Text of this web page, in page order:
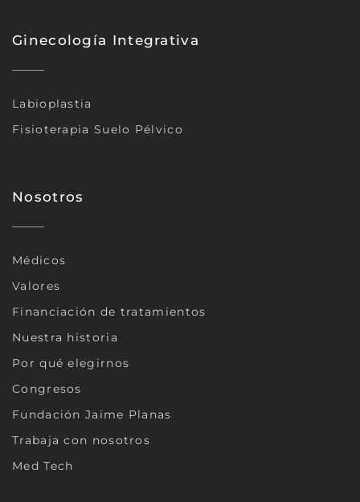
Ginecología Integrativa
Labioplastia
Fisioterapia Suelo Pélvico
Nosotros
Médicos
Valores
Financiación de tratamientos
Nuestra historia
Por qué elegirnos
Congresos
Fundación Jaime Planas
Trabaja con nosotros
Med Tech